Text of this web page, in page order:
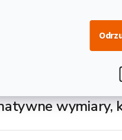
aluminiowa rura ze stopu
rur stalowych i
zastosowanie, na
6 m, z wagą 4,08,
wymiary,